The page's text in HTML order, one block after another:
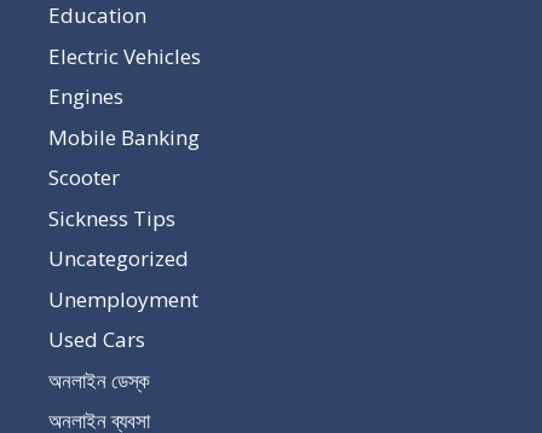
Education
Electric Vehicles
Engines
Mobile Banking
Scooter
Sickness Tips
Uncategorized
Unemployment
Used Cars
অনলাইন ডেস্ক
অনলাইন ব্যবসা